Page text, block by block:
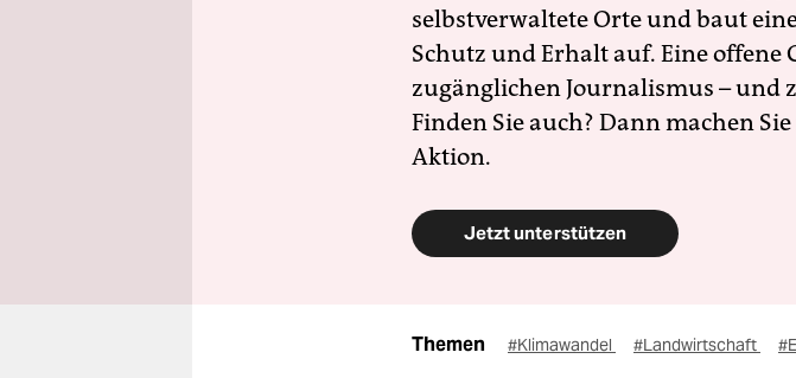
selbstverwaltete Orte und baut
Schutz und Erhalt auf. Eine
zugänglichen Journalismus – und
Finden Sie auch? Dann machen
Aktion.
Jetzt unterstützen
Themen #Klimawandel #Landwirtschaft